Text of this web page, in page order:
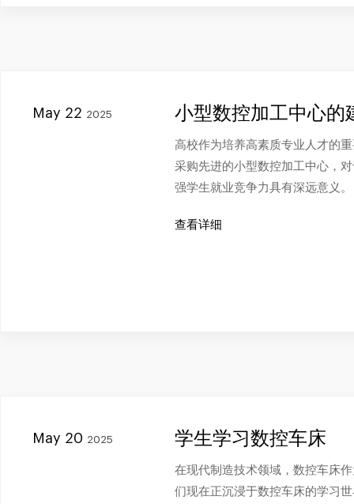
May 22 2025 小型数控加工中心的
高校作为培养高素质专业人才的
采购先进的小型数控加工中心，
强学生就业竞争力具有深远意义。
查看详细
May 20 2025 学生学习数控车床
在现代制造技术领域，数控车床
们现在正沉浸于数控车床的学习